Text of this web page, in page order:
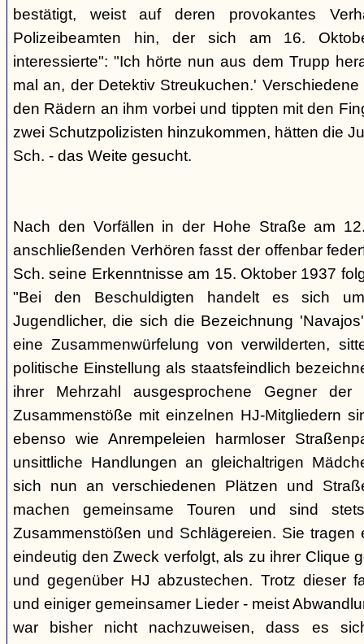
bestätigt, weist auf deren provokantes
Polizeibeamten hin, der sich am 16.
interessierte": "Ich hörte nun aus dem Trupp
mal an, der Detektiv Streukuchen.'
den Rädern an ihm vorbei und tippten mit den
zwei Schutzpolizisten hinzukommen, hätten die
Sch. - das Weite gesucht.
Nach den Vorfällen in der Hohe Straße am
anschließenden Verhören fasst der offenbar
Sch. seine Erkenntnisse am 15. Oktober 1937
"Bei den Beschuldigten handelt es sich
Jugendlicher, die sich die Bezeichnung
eine Zusammenwürfelung von verwilderten,
politische Einstellung als staatsfeindlich
ihrer Mehrzahl ausgesprochene Gegner
Zusammenstöße mit einzelnen HJ-Mitgliedern
ebenso wie Anrempeleien harmloser
unsittliche Handlungen an gleichaltrigen
sich nun an verschiedenen Plätzen und
machen gemeinsame Touren und sind
Zusammenstößen und Schlägereien. Sie tragen
eindeutig den Zweck verfolgt, als zu ihrer Clique
und gegenüber HJ abzustechen. Trotz dieser
und einiger gemeinsamer Lieder - meist
war bisher nicht nachzuweisen, dass es